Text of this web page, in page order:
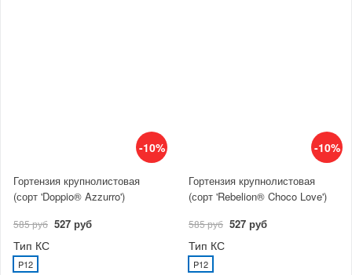
-10%
Гортензия крупнолистовая
(сорт 'Doppio® Azzurro')
585 руб 527 руб
Тип КС
P12
-10%
Гортензия крупнолистовая
(сорт 'Rebelion® Choco Love')
585 руб 527 руб
Тип КС
P12